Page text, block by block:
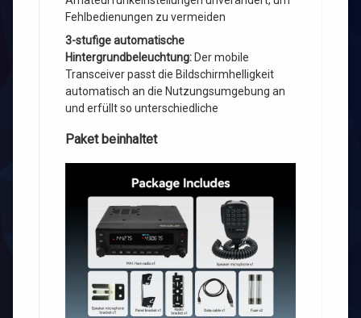
Fehlbedienungen zu vermeiden
3-stufige automatische
Hintergrundbeleuchtung: Der mobile
Transceiver passt die Bildschirmhelligkeit
automatisch an die Nutzungsumgebung an
und erfüllt so unterschiedliche
Paket beinhaltet